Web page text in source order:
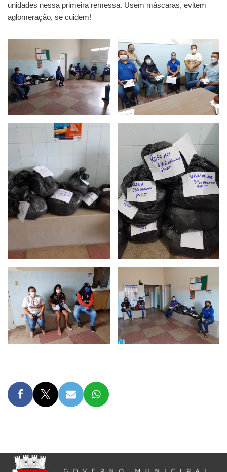
unidades nessa primeira remessa. Usem máscaras, evitem
aglomeração, se cuidem!